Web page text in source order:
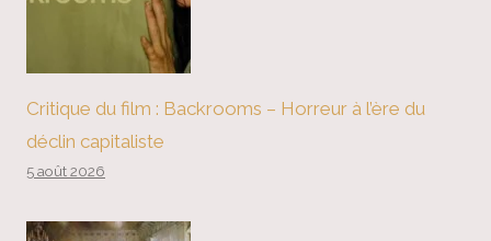
Critique du film : Backrooms – Horreur à l’ère du
déclin capitaliste
5 août 2026